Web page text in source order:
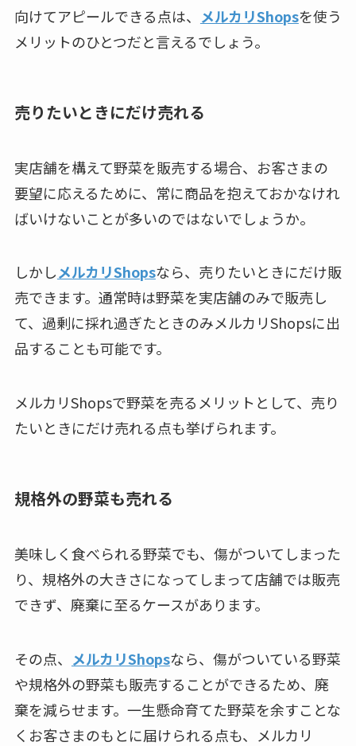
向けてアピールできる点は、 メルカリShopsを使う
メリットのひとつだと言えるでしょう。
売りたいときにだけ売れる
実店舗を構えて野菜を販売する場合、お客さまの
要望に応えるために、常に商品を抱えておかなけれ
ばいけないことが多いのではないでしょうか。
しかしメルカリShopsなら、売りたいときにだけ販
売できます。通常時は野菜を実店舗のみで販売し
て、過剰に採れ過ぎたときのみメルカリShopsに出
品することも可能です。
メルカリShopsで野菜を売るメリットとして、売り
たいときにだけ売れる点も挙げられます。
規格外の野菜も売れる
美味しく食べられる野菜でも、傷がついてしまった
り、規格外の大きさになってしまって店舗では販売
できず、廃棄に至るケースがあります。
その点、 メルカリShopsなら、傷がついている野菜
や規格外の野菜も販売することができるため、廃
棄を減らせます。一生懸命育てた野菜を余すことな
くお客さまのもとに届けられる点も、メルカリ